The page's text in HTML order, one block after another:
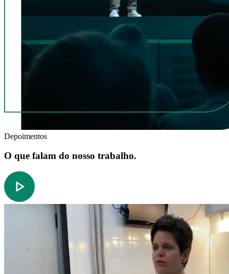
Depoimentos
O que falam do nosso trabalho.